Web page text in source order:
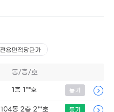
1.4억
전용면적당단가
동/층/호
1층 1**호 등기
104동 2층 2**호 등기